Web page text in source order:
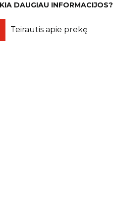
DAUGIAU INFORMACIJOS?
Teirautis apie prekę